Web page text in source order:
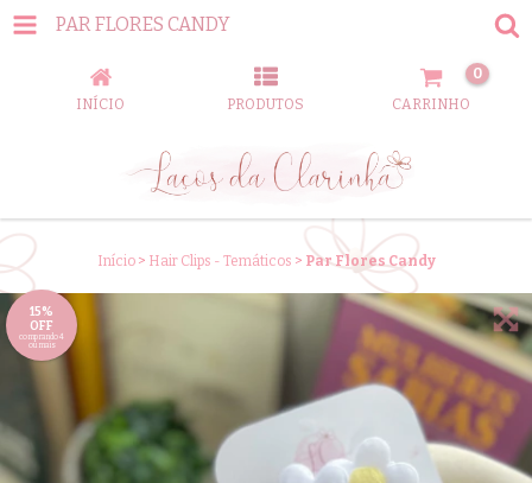
PAR FLORES CANDY
INÍCIO PRODUTOS CARRINHO
0
Início > Hair Clips - Temáticos > Par Flores Candy
15%
OFF
comprando 4
ou mais